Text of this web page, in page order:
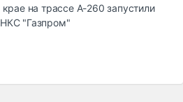
на трассе А-260 запустили
"Газпром"